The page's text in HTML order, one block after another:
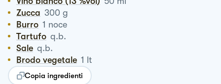
Zucca 300 g
Burro 1 noce
Tartufo q.b.
Sale q.b.
Brodo vegetale 1 lt
Copia ingredienti